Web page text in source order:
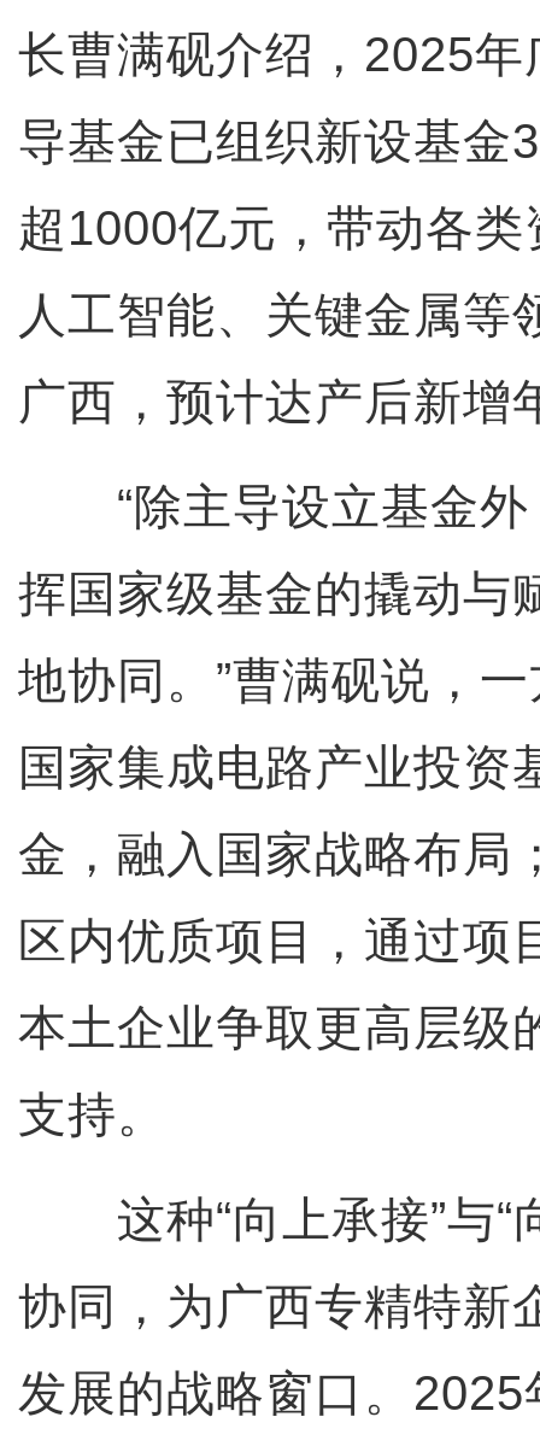
长曹满砚介绍，2025
导基金已组织新设基金
超1000亿元，带动各
人工智能、关键金属等
广西，预计达产后新增
“除主导设立基金外
挥国家级基金的撬动与
地协同。”曹满砚说，
国家集成电路产业投资
金，融入国家战略布局
区内优质项目，通过项
本土企业争取更高层级
支持。
这种“向上承接”与“
协同，为广西专精特新
发展的战略窗口。